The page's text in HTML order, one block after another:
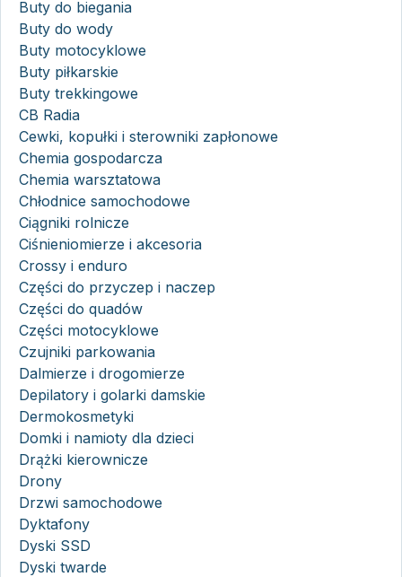
Buty do biegania
Buty do wody
Buty motocyklowe
Buty piłkarskie
Buty trekkingowe
CB Radia
Cewki, kopułki i sterowniki zapłonowe
Chemia gospodarcza
Chemia warsztatowa
Chłodnice samochodowe
Ciągniki rolnicze
Ciśnieniomierze i akcesoria
Crossy i enduro
Części do przyczep i naczep
Części do quadów
Części motocyklowe
Czujniki parkowania
Dalmierze i drogomierze
Depilatory i golarki damskie
Dermokosmetyki
Domki i namioty dla dzieci
Drążki kierownicze
Drony
Drzwi samochodowe
Dyktafony
Dyski SSD
Dyski twarde